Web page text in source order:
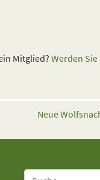
Mitglied?Werden
Neue
Suche